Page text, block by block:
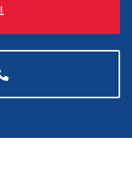
São João de
Garagem de
Rio das Ostras –
Garagem de